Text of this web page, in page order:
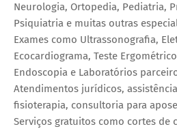
Neurologia, Ortopedia, Pediatria,
Psiquiatria e muitas outras
Exames como Ultrassonografia,
Ecocardiograma, Teste
Endoscopia e Laboratórios
Atendimentos jurídicos,
fisioterapia, consultoria para
Serviços gratuitos como cortes de